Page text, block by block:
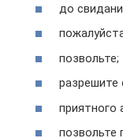
до
позвольте;
разрешите
приятного
позвольте